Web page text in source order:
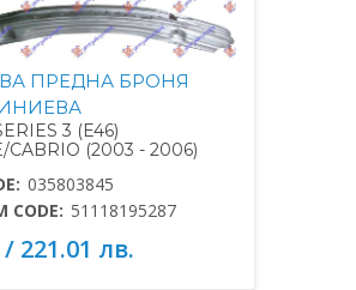
ПРЕДНА БРОНЯ
3 (E46)
CABRIO (2003 - 2006)
035803845
CODE: 51118195287
221.01 лв.